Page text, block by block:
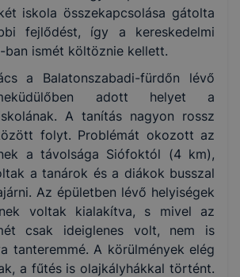
iskola összekapcsolása gátolta
fejlődést, így a kereskedelmi
ban ismét költöznie kellett.
a Balatonszabadi-fürdőn lévő
adott helyet a
A tanítás nagyon rossz
folyt. Problémát okozott az
a távolsága Siófoktól (4 km),
a tanárok és a diákok busszal
Az épületben lévő helyiségek
voltak kialakítva, s mivel az
csak ideiglenes volt, nem is
tanteremmé. A körülmények elég
a fűtés is olajkályhákkal történt.